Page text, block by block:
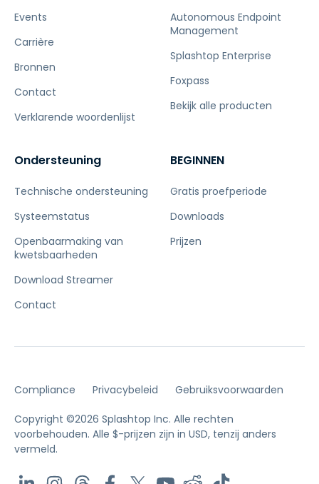
Events
Carrière
Bronnen
Contact
Verklarende woordenlijst
Autonomous Endpoint
Management
Splashtop Enterprise
Foxpass
Bekijk alle producten
Ondersteuning
Technische ondersteuning
Systeemstatus
Openbaarmaking van
kwetsbaarheden
Download Streamer
Contact
BEGINNEN
Gratis proefperiode
Downloads
Prijzen
Compliance Privacybeleid Gebruiksvoorwaarden
Copyright ©2026 Splashtop Inc. Alle rechten
voorbehouden. Alle $-prijzen zijn in USD, tenzij anders
vermeld.